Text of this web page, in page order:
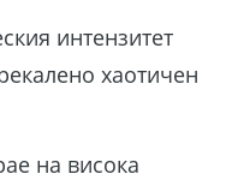
интензитет
хаотичен
на висока